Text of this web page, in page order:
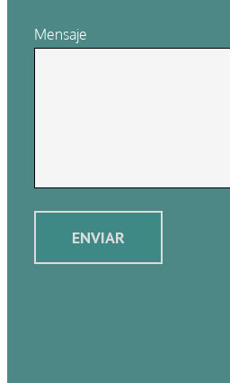
Mensaje